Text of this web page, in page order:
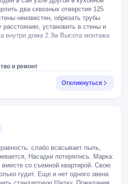
два сквозных отверстия 125
неизвестен, обрезать трубы
установить в стены и
внутри дома 2.3м Высота монтажа
и ремонт
Откликнуться
слабо всасывает пыль,
Насадки потерялись. Марка:
со съемной квартирой. Свою
гудит. Еще и нет одного звена